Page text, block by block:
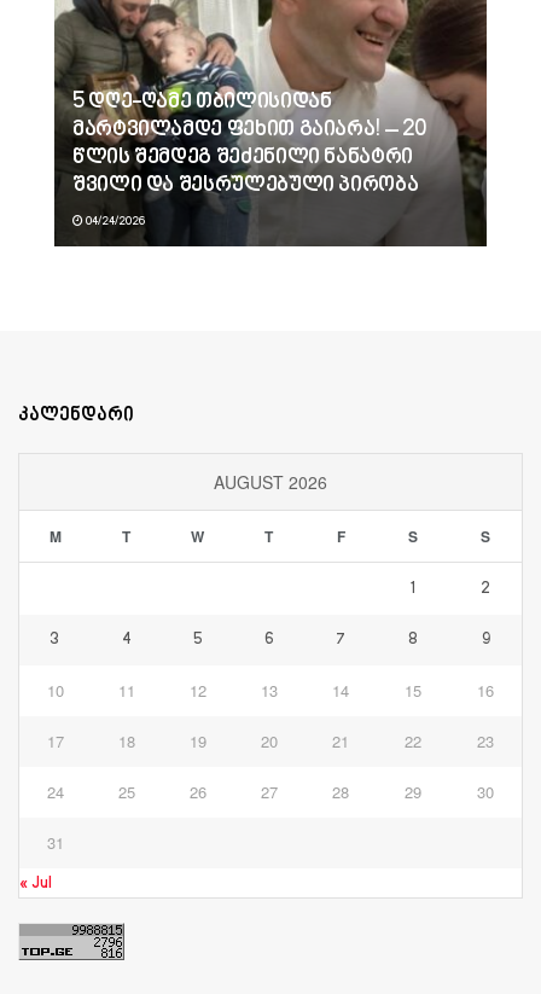
5 დღე-ღამე თბილისიდან
მარტვილამდე ფეხით გაიარა! – 20
წლის შემდეგ შეძენილი ნანატრი
შვილი და შესრულებული პირობა
04/24/2026
კალენდარი
AUGUST 2026
M T W T F S S
1 2
3 4 5 6 7 8 9
10 11 12 13 14 15 16
17 18 19 20 21 22 23
24 25 26 27 28 29 30
31
« Jul